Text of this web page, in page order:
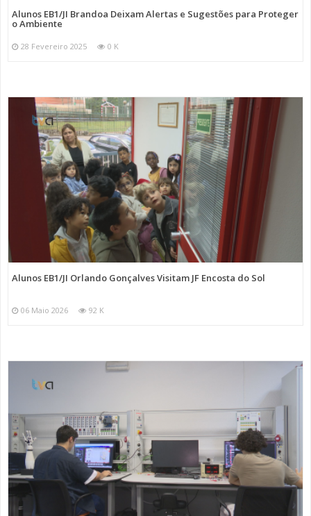
Alunos EB1/JI Brandoa Deixam Alertas e Sugestões para Proteger
o Ambiente
28 Fevereiro 2025 0 K
Alunos EB1/JI Orlando Gonçalves Visitam JF Encosta do Sol
06 Maio 2026 92 K